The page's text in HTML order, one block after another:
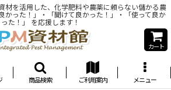
材を活用した、化学肥料や農薬に頼らない儲かる農
かった！」・「聞けて良かった！」・「使って良か
った！」 を応援します！
カート
商品検索 ご利用案内 メニュー